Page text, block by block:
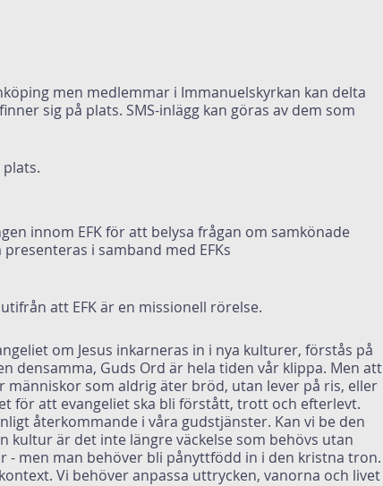
men medlemmar i Immanuelskyrkan kan delta
sig på plats. SMS-inlägg kan göras av dem som
innom EFK för att belysa frågan om samkönade
i samband med EFKs
att EFK är en missionell rörelse.
om Jesus inkarneras in i nya kulturer, förstås på
densamma, Guds Ord är hela tiden vår klippa. Men att
människor som aldrig äter bröd, utan lever på ris, eller
för att evangeliet ska bli förstått, trott och efterlevt.
återkommande i våra gudstjänster. Kan vi be den
kultur är det inte längre väckelse som behövs utan
- men man behöver bli pånyttfödd in i den kristna tron.
Vi behöver anpassa uttrycken, vanorna och livet